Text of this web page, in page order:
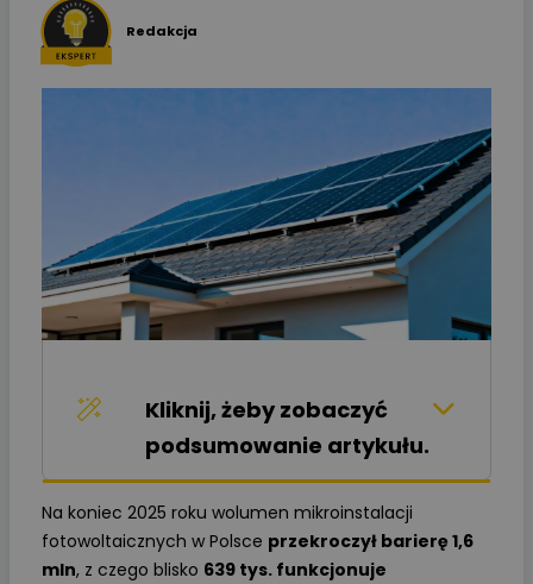
Redakcja
Kliknij, żeby zobaczyć
podsumowanie artykułu.
Na koniec 2025 roku wolumen mikroinstalacji
fotowoltaicznych w Polsce przekroczył barierę 1,6
mln, z czego blisko 639 tys. funkcjonuje